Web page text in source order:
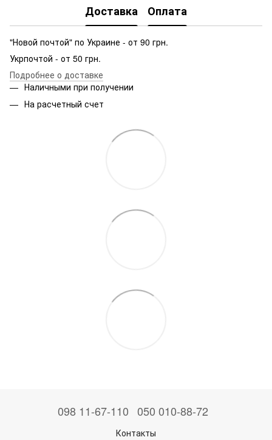
Доставка Оплата
"Новой почтой" по Украине - от 90 грн.
Укрпочтой - от 50 грн.
Подробнее о доставке
Наличными при получении
На расчетный счет
098 11-67-110 050 010-88-72
Контакты